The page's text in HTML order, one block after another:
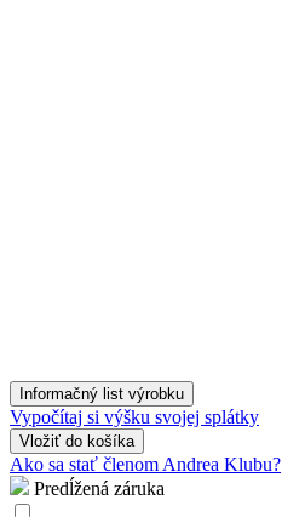
Informačný list výrobku
Vypočítaj si výšku svojej splátky
Vložiť do košíka
Ako sa stať členom Andrea Klubu?
Predĺžená záruka